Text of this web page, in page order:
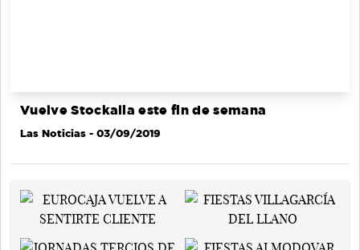
Vuelve Stockalia este fin de semana
Las Noticias - 03/09/2019